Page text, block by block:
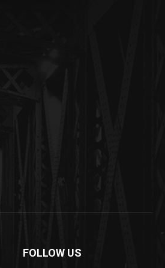
FOLLOW US